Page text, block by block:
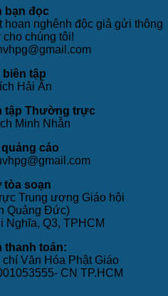
bạn đọc
hoan nghênh độc giả gửi thông
cho chúng tôi!
biên tập
Hải Ấn
tập Thường trực
Minh Nhẫn
quảng cáo
tòa soạn
Trung ương Giáo hội
Quảng Đức)
Nghĩa, Q3, TPHCM
thanh toán:
chí Văn Hóa Phật Giáo
CN TP.HCM